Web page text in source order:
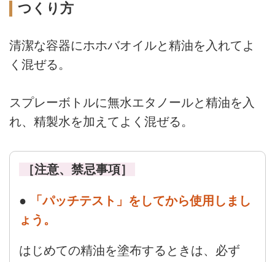
つくり方
清潔な容器にホホバオイルと精油を入れてよ
く混ぜる。
スプレーボトルに無水エタノールと精油を入
れ、精製水を加えてよく混ぜる。
［注意、禁忌事項］
●
「パッチテスト」をしてから使用しまし
ょう。
はじめての精油を塗布するときは、必ず